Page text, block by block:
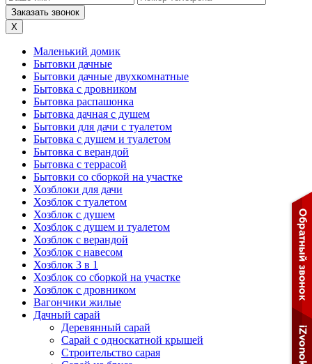
X
Маленький домик
Бытовки дачные
Бытовки дачные двухкомнатные
Бытовка с дровником
Бытовка распашонка
Бытовка дачная с душем
Бытовки для дачи с туалетом
Бытовка с душем и туалетом
Бытовка с верандой
Бытовка с террасой
Бытовки со сборкой на участке
Хозблоки для дачи
Хозблок с туалетом
Хозблок с душем
Хозблок с душем и туалетом
Хозблок с верандой
Хозблок с навесом
Хозблок 3 в 1
Хозблок со сборкой на участке
Хозблок с дровником
Вагончики жилые
Дачный сарай
Деревянный сарай
Cарай с односкатной крышей
Строительство сарая